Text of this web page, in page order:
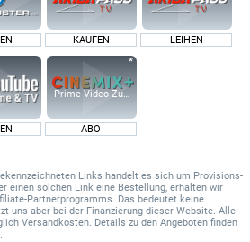
KAUFEN LEIHEN
Prime Video Zusatz-Kanäle
ABO
Links handelt es sich um Provisions-
einen solchen Link eine Bestellung, erhalten wir
Partnerprogramms. Das bedeutet keine
uns aber bei der Finanzierung dieser Website. Alle
Versandkosten. Details zu den Angeboten finden